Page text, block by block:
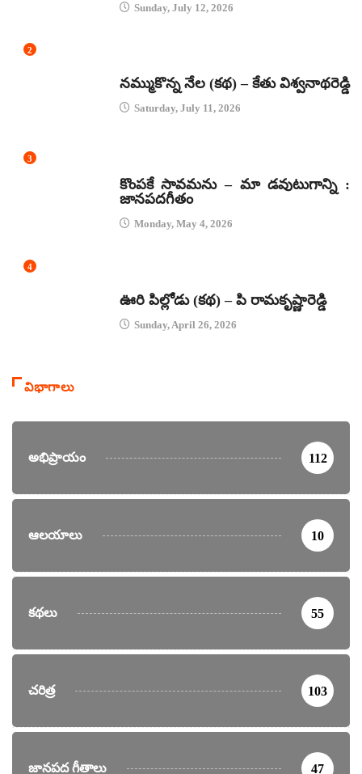
Sunday, July 12, 2026
2
నమ్ముకొన్న నేల (కథ) – కేతు విశ్వనాథరెడ్డి
Saturday, July 11, 2026
3
కొంపకే సావమను – మా డవుటుగాన్ని :
జానపదగీతం
Monday, May 4, 2026
4
ఊరి పిల్లోడు (కథ) – పి రామకృష్ణారెడ్డి
Sunday, April 26, 2026
విభాగాలు
అభిప్రాయం 112
ఆలయాలు 10
కథలు 55
చరిత్ర 103
జానపద గీతాలు 47